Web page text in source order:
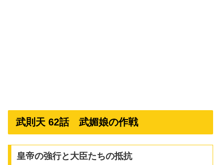
武則天 62話 武媚娘の作戦
皇帝の強行と大臣たちの抵抗